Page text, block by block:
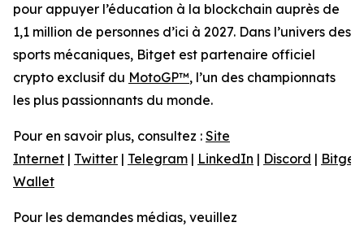
pour appuyer l’éducation à la blockchain auprès de
1,1 million de personnes d’ici à 2027. Dans l’univers des
sports mécaniques, Bitget est partenaire officiel
crypto exclusif du MotoGP™, l’un des championnats
les plus passionnants du monde.
Pour en savoir plus, consultez : Site
Internet | Twitter | Telegram | LinkedIn | Discord | Bitget
Wallet
Pour les demandes médias, veuillez